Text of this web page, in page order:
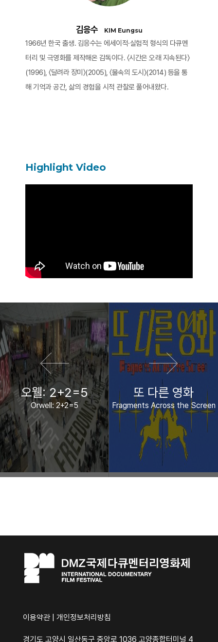
김응수 KIM Eungsu
1966년 한국 출생. 김응수는 에세이적·실험적 형식의 다큐멘
터리 및 극영화를 제작해온 감독이다. 〈시간은 오래 지속된다〉
(1996), 〈달려라 장미〉(2005), 〈물속의 도시〉(2014) 등을 통
해 기억과 공간, 삶의 경험을 시적 관찰로 풀어내왔다.
Highlight Video
오웰: 2+2=5
Orwell: 2+2=5
다음 영화
또 다른 영화
Fragments Across the Screen
이용약관 개인정보처리방침
경기도 고양시 일산동구 중앙로 1036 고양종합터미널 4